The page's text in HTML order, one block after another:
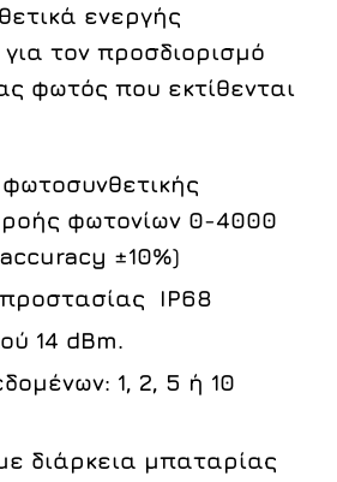
ενεργής
για τον προσδιορισμό
φωτός που εκτίθενται
φωτονίων 0-4000
±10%)
IP68
14 dBm.
1, 2, 5 ή 10
διάρκεια μπαταρίας